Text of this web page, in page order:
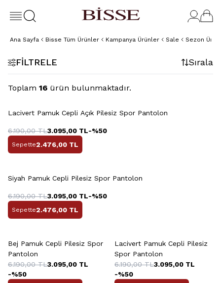
Ana Sayfa Bisse Tüm Ürünler Kampanya Ürünler Sale Sezon
FILTRELE Sırala
Toplam 16 ürün bulunmaktadır.
Lacivert Pamuk Cepli Açık Pilesiz Spor Pantolon
6.190,00TL3.095,00 TL-%50
Sepette2.476,00 TL
Siyah Pamuk Cepli Pilesiz Spor Pantolon
6.190,00TL3.095,00 TL-%50
Sepette2.476,00 TL
Bej Pamuk Cepli Pilesiz Spor
Pantolon
6.190,00TL3.095,00 TL
-%50
Lacivert Pamuk Cepli Pilesiz
Spor Pantolon
6.190,00TL3.095,00 TL
-%50